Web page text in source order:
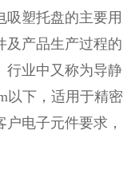
吸塑托盘的主要用
及产品生产过程的
行业中又称为导静
以下，适用于精密
电子元件要求，